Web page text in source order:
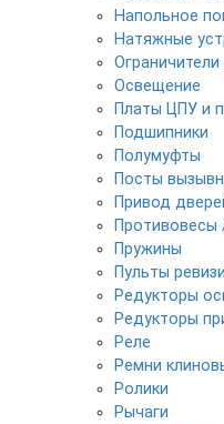
Напольное
Натяжные
Освещение
Платы ЦПУ и
Подшипники
Полумуфты
Посты
Привод
Противовесы
Пружины
Пульты
Редукторы
Редукторы
Реле
Ремни
Ролики
Рычаги